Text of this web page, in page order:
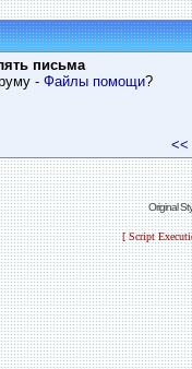
письма
- Файлы помощи?
<<
Original
[ Script